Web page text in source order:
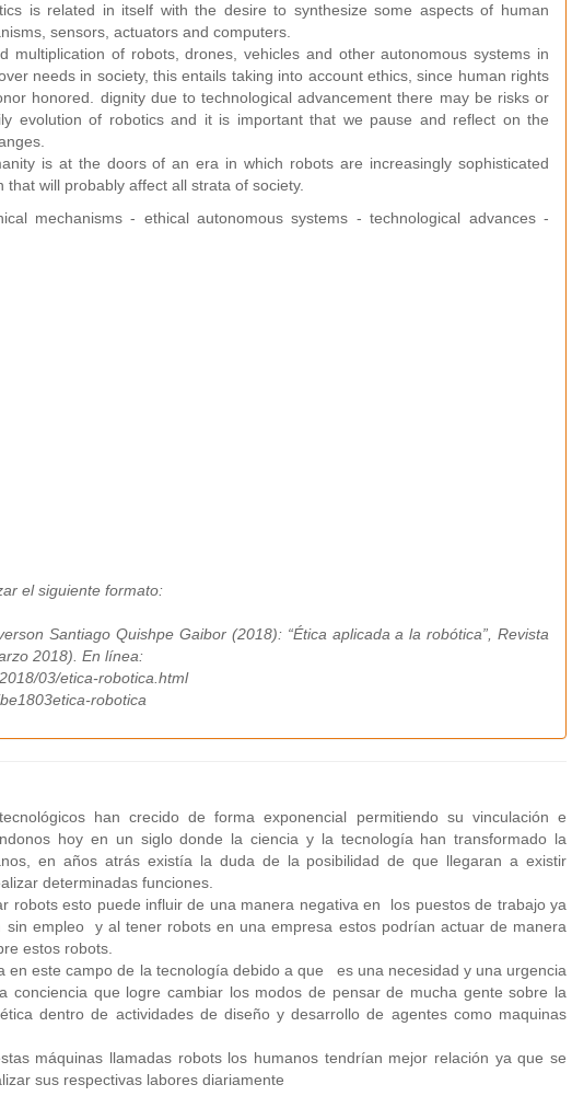
is related in itself with the desire to synthesize some aspects of human
sensors, actuators and computers.
multiplication of robots, drones, vehicles and other autonomous systems in
needs in society, this entails taking into account ethics, since human rights
honored. dignity due to technological advancement there may be risks or
evolution of robotics and it is important that we pause and reflect on the
is at the doors of an era in which robots are increasingly sophisticated
will probably affect all strata of society.
mechanisms - ethical autonomous systems - technological advances -
el siguiente formato:
Santiago Quishpe Gaibor (2018): “Ética aplicada a la robótica”, Revista
2018). En línea:
03/etica-robotica.html
robotica
han crecido de forma exponencial permitiendo su vinculación e
hoy en un siglo donde la ciencia y la tecnología han transformado la
en años atrás existía la duda de la posibilidad de que llegaran a existir
determinadas funciones.
robots esto puede influir de una manera negativa en los puestos de trabajo ya
sin empleo y al tener robots en una empresa estos podrían actuar de manera
estos robots.
este campo de la tecnología debido a que es una necesidad y una urgencia
conciencia que logre cambiar los modos de pensar de mucha gente sobre la
dentro de actividades de diseño y desarrollo de agentes como maquinas
máquinas llamadas robots los humanos tendrían mejor relación ya que se
sus respectivas labores diariamente